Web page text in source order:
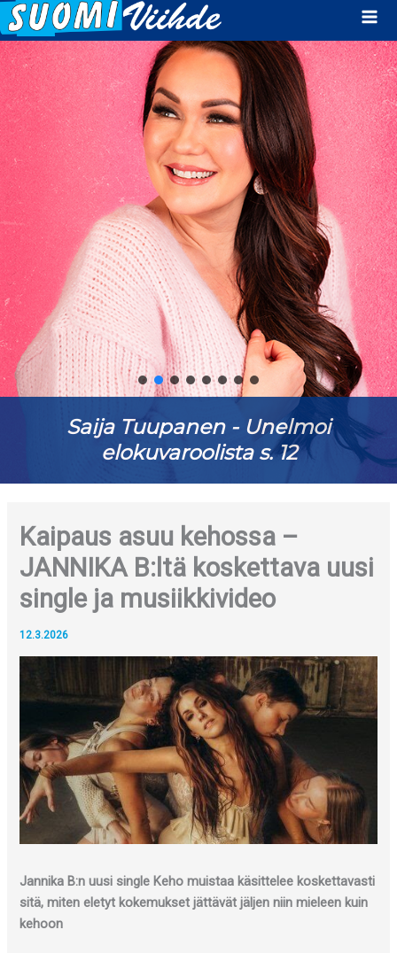
Saija Tuupanen - Unelmoi
elokuvaroolista s. 12
Kaipaus asuu kehossa –
JANNIKA B:ltä koskettava uusi
single ja musiikkivideo
12.3.2026
Jannika B:n uusi single Keho muistaa käsittelee koskettavasti
sitä, miten eletyt kokemukset jättävät jäljen niin mieleen kuin
kehoon